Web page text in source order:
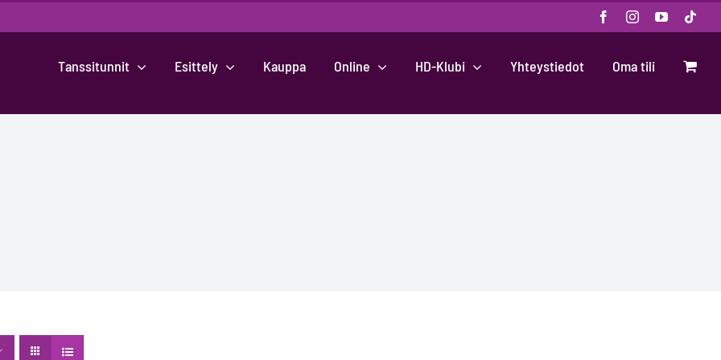
FacebookInstagramYouTube
Tanssitunnit Esittely Kauppa Online HD-Klubi Yhteystiedot Oma tili